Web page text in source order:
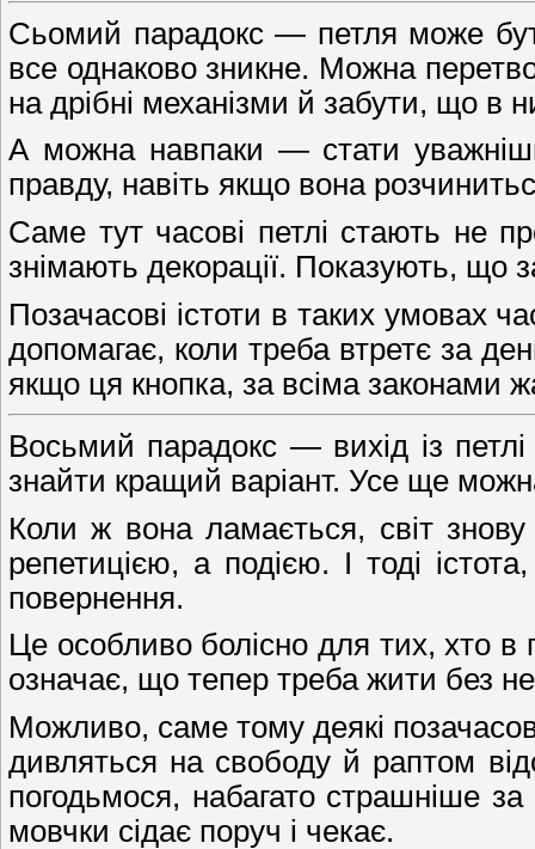
Сьомий парадокс — петля може
все однаково зникне. Можна
на дрібні механізми й забути, що в
А можна навпаки — стати
правду, навіть якщо вона
Саме тут часові петлі стають не
знімають декорації. Показують, що
Позачасові істоти в таких умовах
допомагає, коли треба втретє за
якщо ця кнопка, за всіма законами
Восьмий парадокс — вихід із
знайти кращий варіант. Усе ще
Коли ж вона ламається, світ
репетицією, а подією. І тоді
повернення.
Це особливо болісно для тих, хто
означає, що тепер треба жити без
Можливо, саме тому деякі
дивляться на свободу й раптом
погодьмося, набагато страшніше
мовчки сідає поруч і чекає.